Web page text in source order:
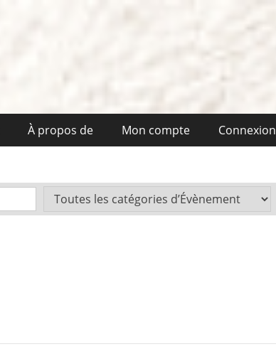
À propos de Mon compte Connexion